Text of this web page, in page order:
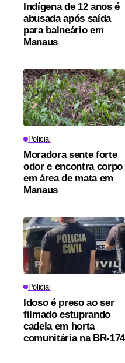
Indígena de 12 anos é
abusada após saída
para balneário em
Manaus
Policial
Moradora sente forte
odor e encontra corpo
em área de mata em
Manaus
Policial
Idoso é preso ao ser
filmado estuprando
cadela em horta
comunitária na BR-174